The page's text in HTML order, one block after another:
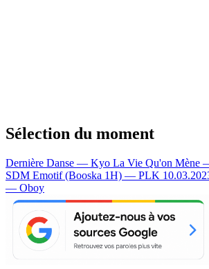
Sélection du moment
Dernière Danse — Kyo La Vie Qu'on Mène
SDM Emotif (Booska 1H) — PLK
— Oboy